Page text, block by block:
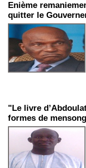
Enième
quitter le
"Le livre
formes de